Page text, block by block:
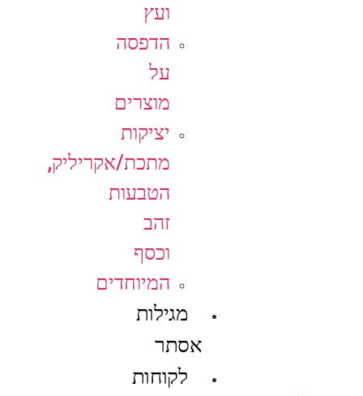
ועץ
הדפסה
על
מוצרים
יציקות
מתכת/אקריליק,
הטבעות
זהב
וכסף
המיוחדים
מגילות
אסתר
לקוחות